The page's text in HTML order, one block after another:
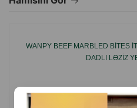
WANPY BEEF MARBLED BITES
DADLI LƏZIZ